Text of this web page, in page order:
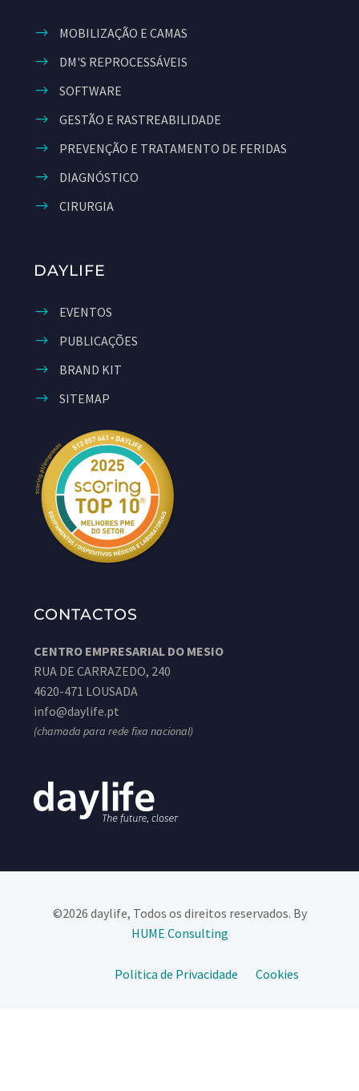
MOBILIZAÇÃO E CAMAS
DM'S REPROCESSÁVEIS
SOFTWARE
GESTÃO E RASTREABILIDADE
PREVENÇÃO E TRATAMENTO DE FERIDAS
DIAGNÓSTICO
CIRURGIA
DAYLIFE
EVENTOS
PUBLICAÇÕES
BRAND KIT
SITEMAP
CONTACTOS
CENTRO EMPRESARIAL DO MESIO
RUA DE CARRAZEDO, 240
4620-471 LOUSADA
info@daylife.pt
(chamada para rede fixa nacional)
©2026 daylife, Todos os direitos reservados. By
HUME Consulting​
Politica de Privacidade Cookies